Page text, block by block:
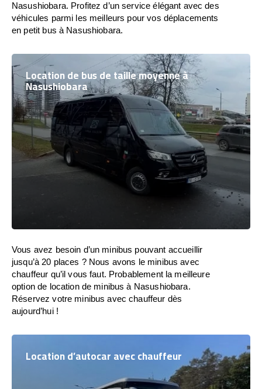
Nasushiobara. Profitez d’un service élégant avec des
véhicules parmi les meilleurs pour vos déplacements
en petit bus à Nasushiobara.
Location de bus de taille moyenne à
Nasushiobara
Vous avez besoin d’un minibus pouvant accueillir
jusqu’à 20 places ? Nous avons le minibus avec
chauffeur qu’il vous faut. Probablement la meilleure
option de location de minibus à Nasushiobara.
Réservez votre minibus avec chauffeur dès
aujourd’hui !
Location d’autocar avec chauffeur